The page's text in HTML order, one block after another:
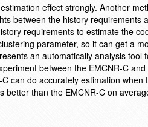
effect strongly. Another
between the history requirements
requirements to estimate the
parameter, so it can get a
an automatically analysis
between the EMCNR-C
can do accurately estimation
better than the EMCNR-C on